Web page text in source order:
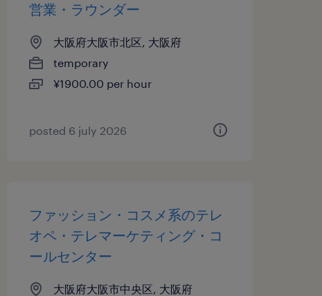
営業・ラウンダー
大阪府大阪市北区, 大阪府
temporary
¥1900.00 per hour
posted 6 july 2026
ファッション・コスメ系のテレ
オペ・テレマーケティング・コ
ールセンター
大阪府大阪市中央区, 大阪府